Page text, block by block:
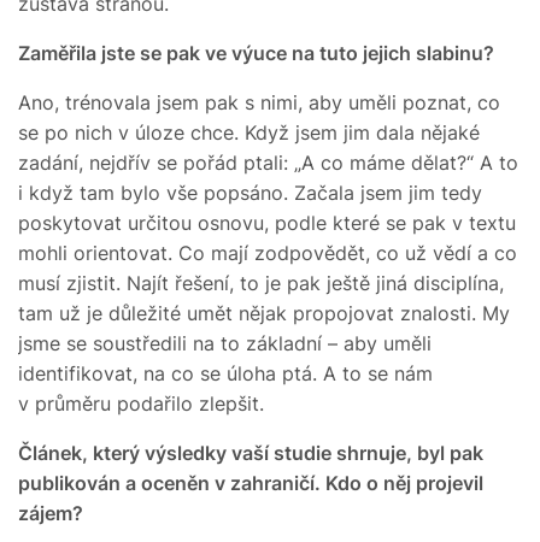
Zaměřila jste se pak ve výuce na tuto jejich slabinu?
Ano, trénovala jsem pak s nimi, aby uměli poznat, co
se po nich v úloze chce. Když jsem jim dala nějaké
zadání, nejdřív se pořád ptali: „A co máme dělat?“ A to
i když tam bylo vše popsáno. Začala jsem jim tedy
poskytovat určitou osnovu, podle které se pak v textu
mohli orientovat. Co mají zodpovědět, co už vědí a co
musí zjistit. Najít řešení, to je pak ještě jiná disciplína,
tam už je důležité umět nějak propojovat znalosti. My
jsme se soustředili na to základní – aby uměli
identifikovat, na co se úloha ptá. A to se nám
v průměru podařilo zlepšit.
Článek, který výsledky vaší studie shrnuje, byl pak
publikován a oceněn v zahraničí. Kdo o něj projevil
zájem?